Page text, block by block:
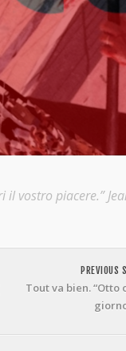
vostro piacere.”
PREVIOUS
Tout va bien. “Otto